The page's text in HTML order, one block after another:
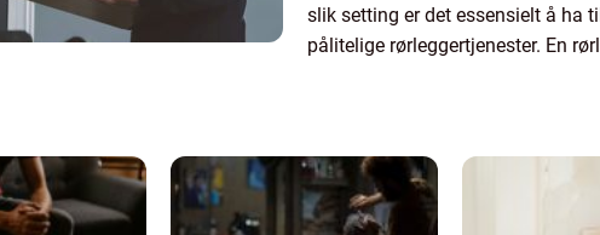
slik setting er det essensielt å ha
pålitelige rørleggertjenester. En